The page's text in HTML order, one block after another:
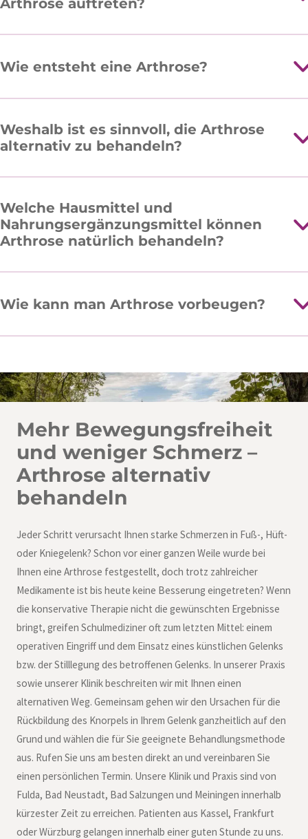
Arthrose auftreten?
Wie entsteht eine Arthrose?
Weshalb ist es sinnvoll, die Arthrose
alternativ zu behandeln?
Welche Hausmittel und
Nahrungsergänzungsmittel können
Arthrose natürlich behandeln?
Wie kann man Arthrose vorbeugen?
Mehr Bewegungsfreiheit
und weniger Schmerz –
Arthrose alternativ
behandeln
Jeder Schritt verursacht Ihnen starke Schmerzen in Fuß-, Hüft-
oder Kniegelenk? Schon vor einer ganzen Weile wurde bei
Ihnen eine Arthrose festgestellt, doch trotz zahlreicher
Medikamente ist bis heute keine Besserung eingetreten? Wenn
die konservative Therapie nicht die gewünschten Ergebnisse
bringt, greifen Schulmediziner oft zum letzten Mittel: einem
operativen Eingriff und dem Einsatz eines künstlichen Gelenks
bzw. der Stilllegung des betroffenen Gelenks. In unserer Praxis
sowie unserer Klinik beschreiten wir mit Ihnen einen
alternativen Weg. Gemeinsam gehen wir den Ursachen für die
Rückbildung des Knorpels in Ihrem Gelenk ganzheitlich auf den
Grund und wählen die für Sie geeignete Behandlungsmethode
aus. Rufen Sie uns am besten direkt an und vereinbaren Sie
einen persönlichen Termin. Unsere Klinik und Praxis sind von
Fulda, Bad Neustadt, Bad Salzungen und Meiningen innerhalb
kürzester Zeit zu erreichen. Patienten aus Kassel, Frankfurt
oder Würzburg gelangen innerhalb einer guten Stunde zu uns.